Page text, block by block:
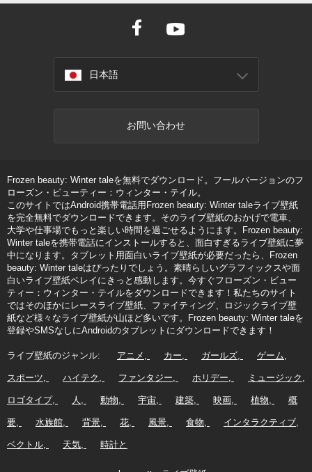
日本語
お問い合わせ
Frozen beauty: Winter taleを無料でダウンロード。フールバージョンのフ
ローズン・ビューティー：ウィンター・テイル。
このサイトではAndroid携帯電話用Frozen beauty: Winter taleライブ壁紙
を完全無料でダウンロードできます。そのライブ壁紙のおかげで電車、
大学や仕事場でもっと楽しい時間を過ごせるようにます。Frozen beauty:
Winter taleを携帯電話にインストールすると、面白すぎるライブ壁紙に夢
中になります。タブレット用面白いライブ壁紙が必要だったら、Frozen
beauty: Winter taleはぴったりでしょう。素晴らしいグラフィックスや面
白いライブ壁紙ペレイにきっと感動します。今すぐフローズン・ビュー
ティー：ウィンター・テイルをダウンロードできます！私たちのサイト
ではそのほかにレースライブ壁紙、ファイティング、ロジックライブ壁
紙など様々なライブ壁紙が山ほど多いです。Frozen beauty: Winter taleを
登録やSMSなしにAndroidのタブレットにダウンロードできます！
ライブ壁紙のジャンル: アニメ カー ガールズ ゲーム
スポーツ ハイテク ファンタジー ホリデー ミュージック
ロゴタイプ 人 動物 宇宙 建築 映画 植物 概
要 水族館 背景 花 風景 食物 インタラクティブ
ベクトル 天気 時計と